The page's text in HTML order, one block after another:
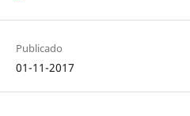
Publicado
01-11-2017